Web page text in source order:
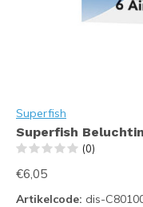
Superfish
Superfish
(0)
€6,05
Artikelcode: dis-